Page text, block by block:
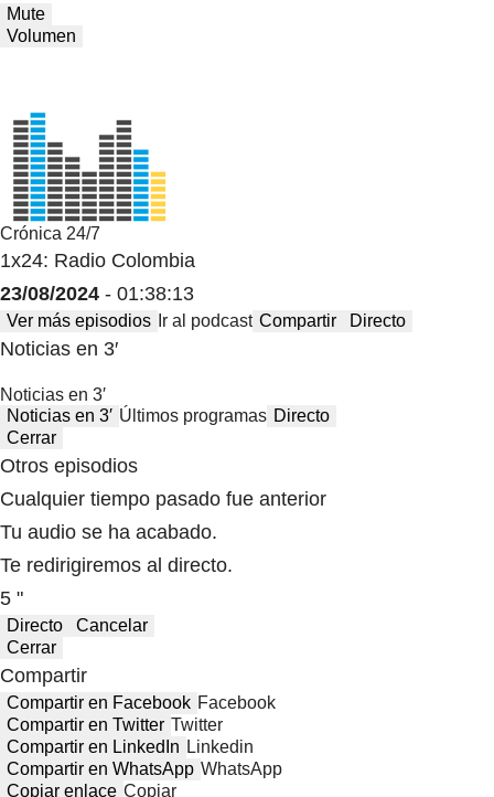
Mute
Volumen
Crónica 24/7
1x24: Radio Colombia
23/08/2024 - 01:38:13
Ver más episodios Ir al podcast Compartir Directo
Noticias en 3′
Noticias en 3′
Noticias en 3′ Últimos programas Directo
Cerrar
Otros episodios
Cualquier tiempo pasado fue anterior
Tu audio se ha acabado.
Te redirigiremos al directo.
5 "
Directo
Cancelar
Cerrar
Compartir
Compartir en Facebook Facebook
Compartir en Twitter Twitter
Compartir en LinkedIn Linkedin
Compartir en WhatsApp WhatsApp
Copiar enlace Copiar